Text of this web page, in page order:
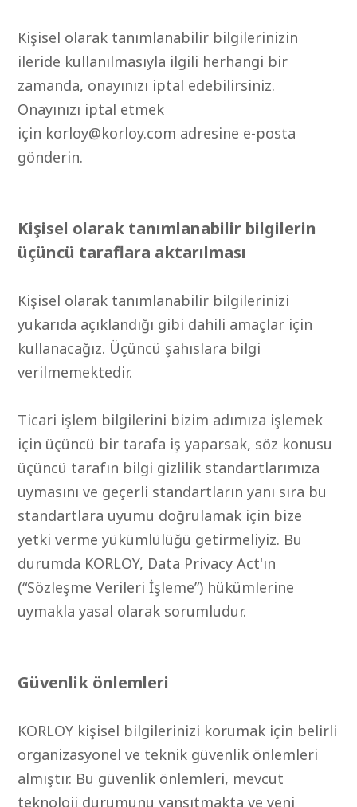
Kişisel olarak tanımlanabilir bilgilerinizin
ileride kullanılmasıyla ilgili herhangi bir
zamanda, onayınızı iptal edebilirsiniz.
Onayınızı iptal etmek
için korloy@korloy.com adresine e-posta
gönderin.
Kişisel olarak tanımlanabilir bilgilerin
üçüncü taraflara aktarılması
Kişisel olarak tanımlanabilir bilgilerinizi
yukarıda açıklandığı gibi dahili amaçlar için
kullanacağız. Üçüncü şahıslara bilgi
verilmemektedir.
Ticari işlem bilgilerini bizim adımıza işlemek
için üçüncü bir tarafa iş yaparsak, söz konusu
üçüncü tarafın bilgi gizlilik standartlarımıza
uymasını ve geçerli standartların yanı sıra bu
standartlara uyumu doğrulamak için bize
yetki verme yükümlülüğü getirmeliyiz. Bu
durumda KORLOY, Data Privacy Act'ın
(“Sözleşme Verileri İşleme”) hükümlerine
uymakla yasal olarak sorumludur.
Güvenlik önlemleri
KORLOY kişisel bilgilerinizi korumak için belirli
organizasyonel ve teknik güvenlik önlemleri
almıştır. Bu güvenlik önlemleri, mevcut
teknoloji durumunu yansıtmakta ve yeni